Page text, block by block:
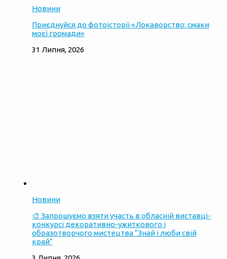
Новини
Приєднуйся до фотоісторії «Локаворство: смаки
моєї громади»
31 Липня, 2026
Новини
🎨 Запрошуємо взяти участь в обласній виставці-
конкурсі декоративно-ужиткового і
образотворчого мистецтва “Знай і люби свій
край”